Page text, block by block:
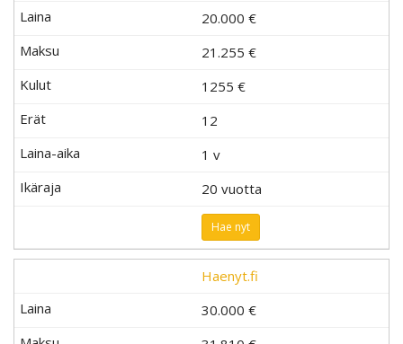
20.000 €
21.255 €
1255 €
12
1 v
20 vuotta
Hae nyt
Haenyt.fi
30.000 €